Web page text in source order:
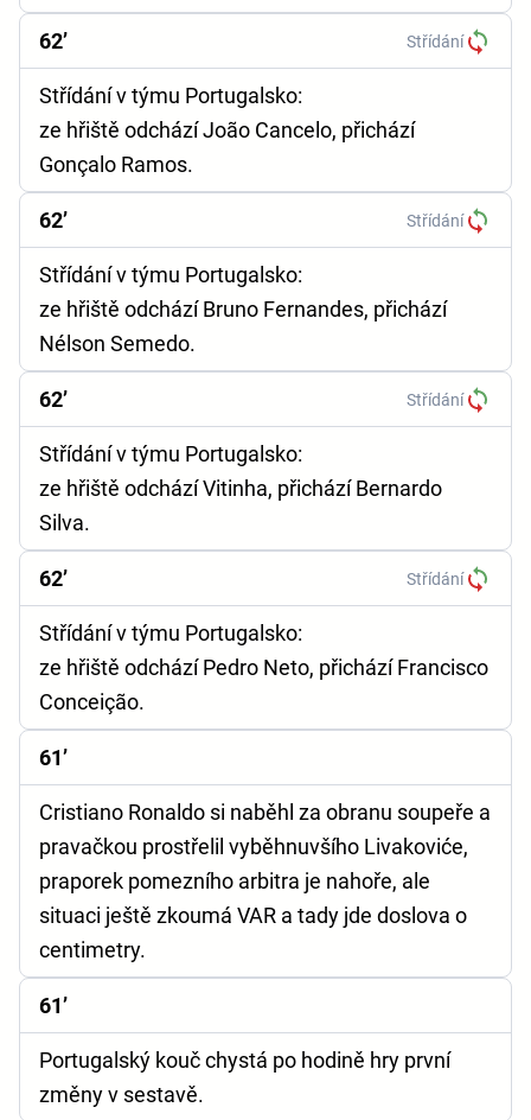
62’ Střídání
Střídání v týmu Portugalsko:
ze hřiště odchází João Cancelo, přichází
Gonçalo Ramos.
62’ Střídání
Střídání v týmu Portugalsko:
ze hřiště odchází Bruno Fernandes, přichází
Nélson Semedo.
62’ Střídání
Střídání v týmu Portugalsko:
ze hřiště odchází Vitinha, přichází Bernardo
Silva.
62’ Střídání
Střídání v týmu Portugalsko:
ze hřiště odchází Pedro Neto, přichází Francisco
Conceição.
61’
Cristiano Ronaldo si naběhl za obranu soupeře a
pravačkou prostřelil vyběhnuvšího Livakoviće,
praporek pomezního arbitra je nahoře, ale
situaci ještě zkoumá VAR a tady jde doslova o
centimetry.
61’
Portugalský kouč chystá po hodině hry první
změny v sestavě.